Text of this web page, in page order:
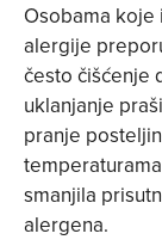
Osobama koje
alergije
često čišćenje
uklanjanje
pranje
smanjila
alergena.